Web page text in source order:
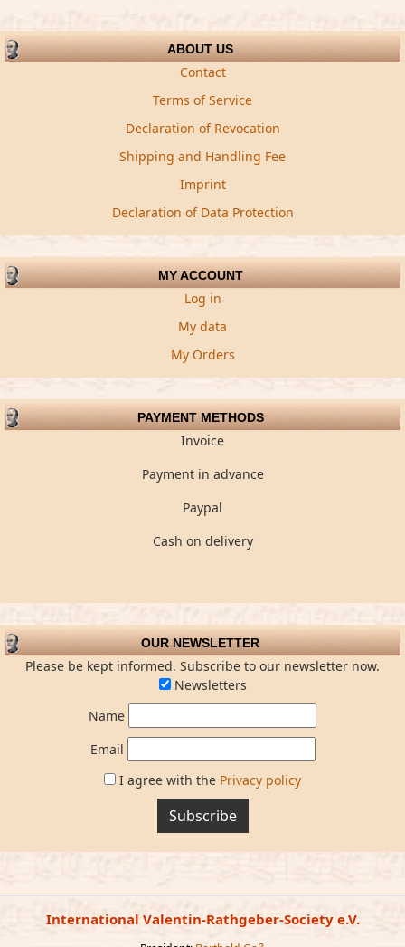
ABOUT US
Contact
Terms of Service
Declaration of Revocation
Shipping and Handling Fee
Imprint
Declaration of Data Protection
MY ACCOUNT
Log in
My data
My Orders
PAYMENT METHODS
Invoice
Payment in advance
Paypal
Cash on delivery
OUR NEWSLETTER
Please be kept informed. Subscribe to our newsletter now.
Newsletters
Name
Email
I agree with the Privacy policy
Subscribe
International Valentin-Rathgeber-Society e.V.